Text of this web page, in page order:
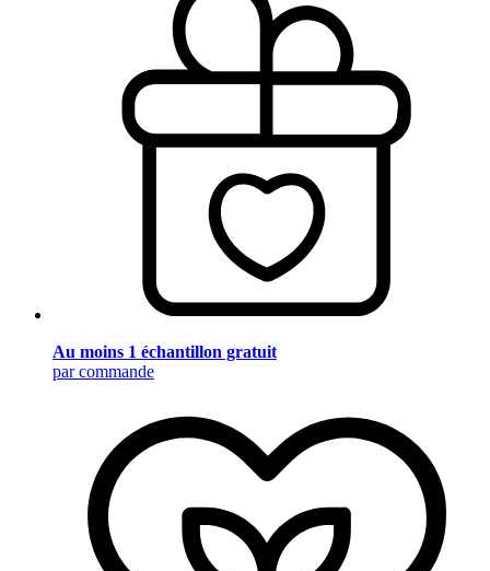
Au moins 1 échantillon gratuit
par commande